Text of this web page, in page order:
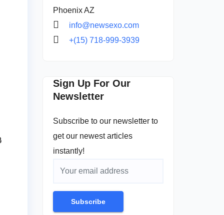
Phoenix AZ
info@newsexo.com
+(15) 718-999-3939
Sign Up For Our
Newsletter
Subscribe to our newsletter to
get our newest articles
instantly!
Subscribe